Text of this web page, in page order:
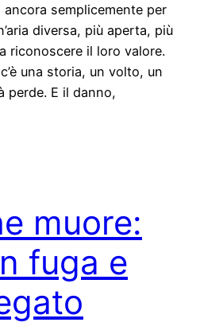
semplicemente per
diversa, più aperta, più
riconoscere il loro valore.
una storia, un volto, un
perde. E il danno,
muore:
fuga e